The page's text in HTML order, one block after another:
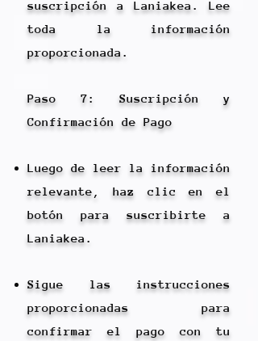
suscripción a Laniakea. Lee
toda la información
proporcionada.
Paso 7: Suscripción y
Confirmación de Pago
Luego de leer la información
relevante, haz clic en el
botón para suscribirte a
Laniakea.
Sigue las instrucciones
proporcionadas para
confirmar el pago con tu